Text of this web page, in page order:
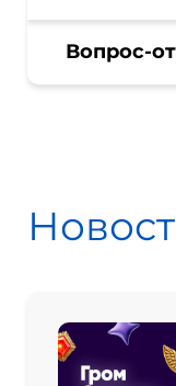
Вопрос-